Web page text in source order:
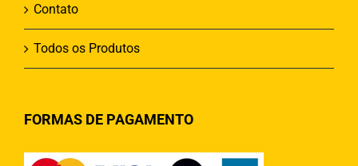
Contato
Todos os Produtos
FORMAS DE PAGAMENTO